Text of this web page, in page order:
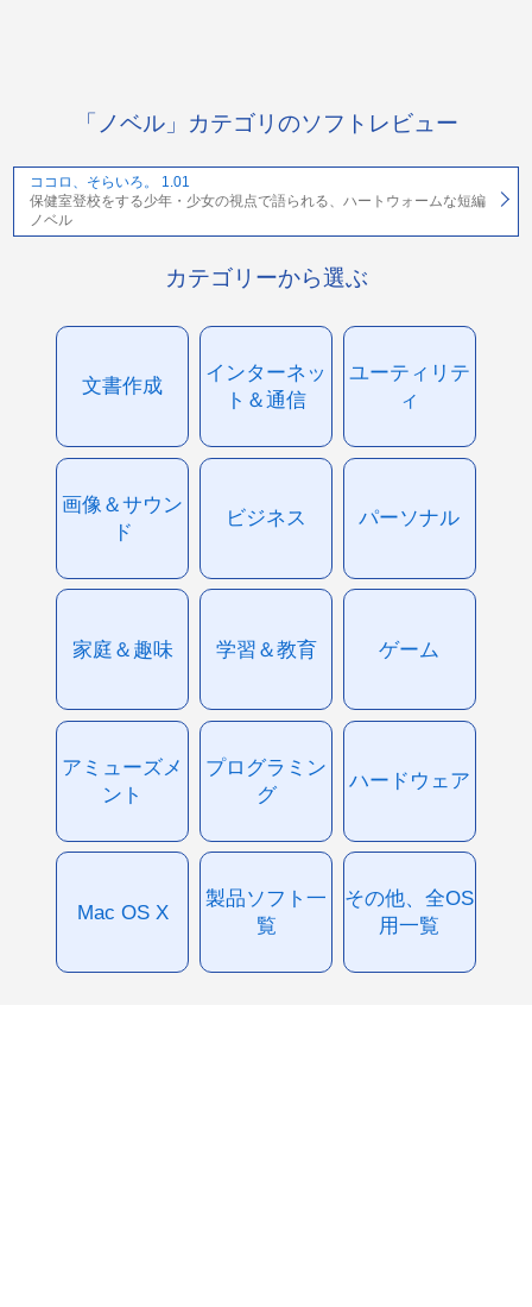
「ノベル」カテゴリのソフトレビュー
ココロ、そらいろ。 1.01
保健室登校をする少年・少女の視点で語られる、ハートウォームな短編
ノベル
カテゴリーから選ぶ
文書作成
インターネッ
ト＆通信
ユーティリテ
ィ
画像＆サウン
ド
ビジネス パーソナル
家庭＆趣味 学習＆教育 ゲーム
アミューズメ
ント
プログラミン
グ
ハードウェア
Mac OS X
製品ソフト一
覧
その他、全OS
用一覧